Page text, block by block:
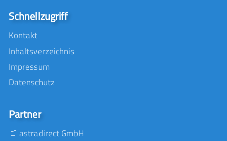
Schnellzugriff
Kontakt
Inhaltsverzeichnis
Impressum
Datenschutz
Partner
astradirect GmbH